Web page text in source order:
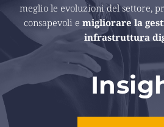
meglio le evoluzioni del settore,
consapevoli e migliorare la
infrastruttura